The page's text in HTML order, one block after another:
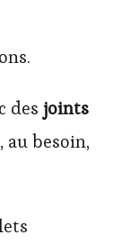
des joints
au besoin,